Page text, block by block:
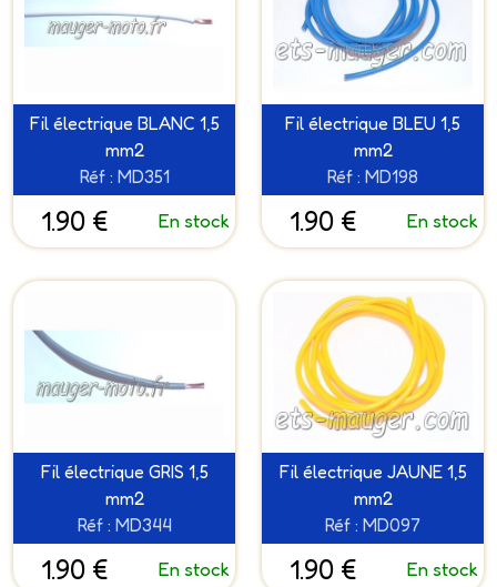
Fil électrique BLANC 1,5
mm2
Réf : MD351
1.90 € En stock
Fil électrique BLEU 1,5
mm2
Réf : MD198
1.90 € En stock
Fil électrique GRIS 1,5
mm2
Réf : MD344
1.90 € En stock
Fil électrique JAUNE 1,5
mm2
Réf : MD097
1.90 € En stock